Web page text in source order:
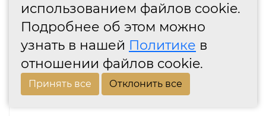
использованием файлов cookie.
Подробнее об этом можно
узнать в нашей Политике в
отношении файлов cookie.
Принять все Отклонить все